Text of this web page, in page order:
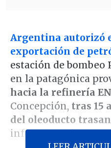
Argentina autorizó
exportación de
estación de bombeo
en la patagónica
hacia la refinería
Concepción, tras 15
del oleoducto
informaron fuentes